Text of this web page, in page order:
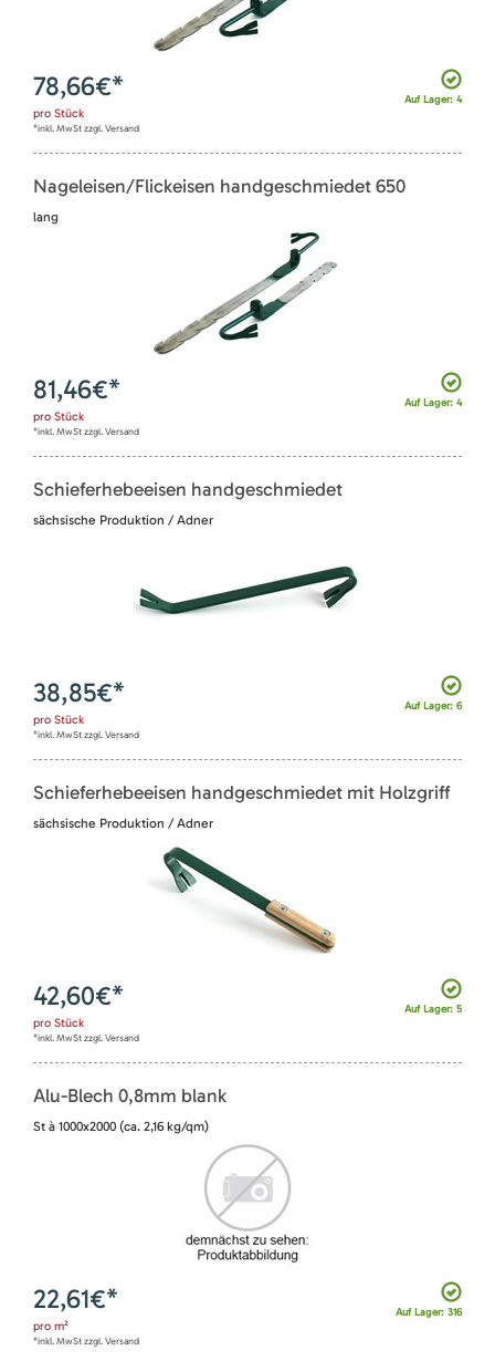
Auf Lager: 4
78,66€*
pro Stück
*inkl. MwSt zzgl. Versand
Nageleisen/Flickeisen handgeschmiedet 650
lang
Auf Lager: 4
81,46€*
pro Stück
*inkl. MwSt zzgl. Versand
Schieferhebeeisen handgeschmiedet
sächsische Produktion / Adner
Auf Lager: 6
38,85€*
pro Stück
*inkl. MwSt zzgl. Versand
Schieferhebeeisen handgeschmiedet mit Holzgriff
sächsische Produktion / Adner
Auf Lager: 5
42,60€*
pro Stück
*inkl. MwSt zzgl. Versand
Alu-Blech 0,8mm blank
St à 1000x2000 (ca. 2,16 kg/qm)
Auf Lager: 316
22,61€*
pro m²
*inkl. MwSt zzgl. Versand